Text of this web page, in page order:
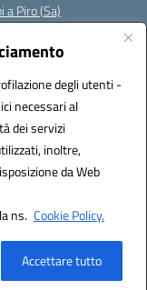
degli utenti -
necessari al
dei servizi
inoltre,
da Web
ns. Cookie Policy.
Accettare tutto
a Piro (Sa)
istsc_SAIC815005
S.r.l.
Italia